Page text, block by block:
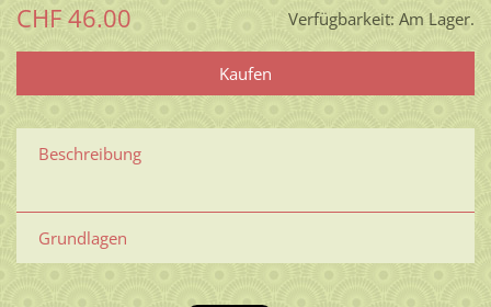
Verfügbarkeit: Am Lager.
CHF 46.00
Beschreibung
Grundlagen